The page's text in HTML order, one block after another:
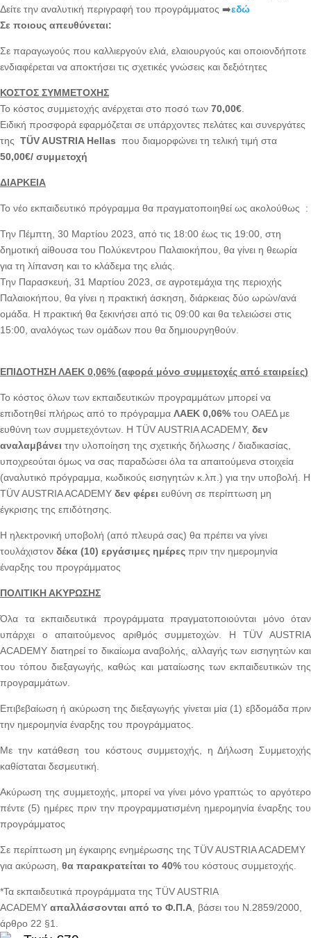
Δείτε την αναλυτική περιγραφή του προγράμματος ➡️εδώ
Σε ποιους απευθύνεται:
Σε παραγωγούς που καλλιεργούν ελιά, ελαιουργούς και οποιονδήποτε
ενδιαφέρεται να αποκτήσει τις σχετικές γνώσεις και δεξιότητες
ΚΟΣΤΟΣ ΣΥΜΜΕΤΟΧΗΣ
Το κόστος συμμετοχής ανέρχεται στο ποσό των 70,00€
Ειδική προσφορά εφαρμόζεται σε υπάρχοντες πελάτες και συνεργάτες
της TÜV AUSTRIA Hellas που διαμορφώνει τη τελική τιμή στα
50,00€/ συμμετοχή
ΔΙΑΡΚΕΙΑ
Το νέο εκπαιδευτικό πρόγραμμα θα πραγματοποιηθεί ως ακολούθως :
Την Πέμπτη, 30 Μαρτίου 2023, από τις 18:00 έως τις 19:00, στη
δημοτική αίθουσα του Πολύκεντρου Παλαιοκήπου, θα γίνει η θεωρία
για τη λίπανση και το κλάδεμα της ελιάς.
Την Παρασκευή, 31 Μαρτίου 2023, σε αγροτεμάχια της περιοχής
Παλαιοκήπου, θα γίνει η πρακτική άσκηση, διάρκειας δύο ωρών/ανά
ομάδα. Η πρακτική θα ξεκινήσει από τις 09:00 και θα τελειώσει στις
15:00, αναλόγως των ομάδων που θα δημιουργηθούν.
ΕΠΙΔΟΤΗΣΗ ΛΑΕΚ 0,06% (αφορά μόνο συμμετοχές από εταιρείες)
Το κόστος όλων των εκπαιδευτικών προγραμμάτων μπορεί να
επιδοτηθεί πλήρως από το πρόγραμμα ΛΑΕΚ 0,06% του ΟΑΕΔ με
ευθύνη των συμμετεχόντων. Η TÜV AUSTRIA ACADEMY, δεν
αναλαμβάνει την υλοποίηση της σχετικής δήλωσης / διαδικασίας,
υποχρεούται όμως να σας παραδώσει όλα τα απαιτούμενα στοιχεία
(αναλυτικό πρόγραμμα, κωδικούς εισηγητών κ.λπ.) για την υποβολή. Η
TÜV AUSTRIA ACADEMY δεν φέρει ευθύνη σε περίπτωση μη
έγκρισης της επιδότησης.
Η ηλεκτρονική υποβολή (από πλευρά σας) θα πρέπει να γίνει
τουλάχιστον δέκα (10) εργάσιμες ημέρες πριν την ημερομηνία
έναρξης του προγράμματος
ΠΟΛΙΤΙΚΗ ΑΚΥΡΩΣΗΣ
Όλα τα εκπαιδευτικά προγράμματα πραγματοποιούνται μόνο όταν
υπάρχει ο απαιτούμενος αριθμός συμμετοχών. Η TÜV AUSTRIA
ACADEMY διατηρεί το δικαίωμα αναβολής, αλλαγής των εισηγητών και
του τόπου διεξαγωγής, καθώς και ματαίωσης των εκπαιδευτικών της
προγραμμάτων.
Επιβεβαίωση ή ακύρωση της διεξαγωγής γίνεται μία (1) εβδομάδα πριν
την ημερομηνία έναρξης του προγράμματος.
Με την κατάθεση του κόστους συμμετοχής, η Δήλωση Συμμετοχής
καθίσταται δεσμευτική.
Ακύρωση της συμμετοχής, μπορεί να γίνει μόνο γραπτώς το αργότερο
πέντε (5) ημέρες πριν την προγραμματισμένη ημερομηνία έναρξης του
προγράμματος
Σε περίπτωση μη έγκαιρης ενημέρωσης της TÜV AUSTRIA ACADEMY
για ακύρωση, θα παρακρατείται το 40% του κόστους συμμετοχής.
*Τα εκπαιδευτικά προγράμματα της TÜV AUSTRIA
ACADEMY απαλλάσσονται από το Φ.Π.Α , βάσει του Ν.2859/2000,
άρθρο 22 §1.